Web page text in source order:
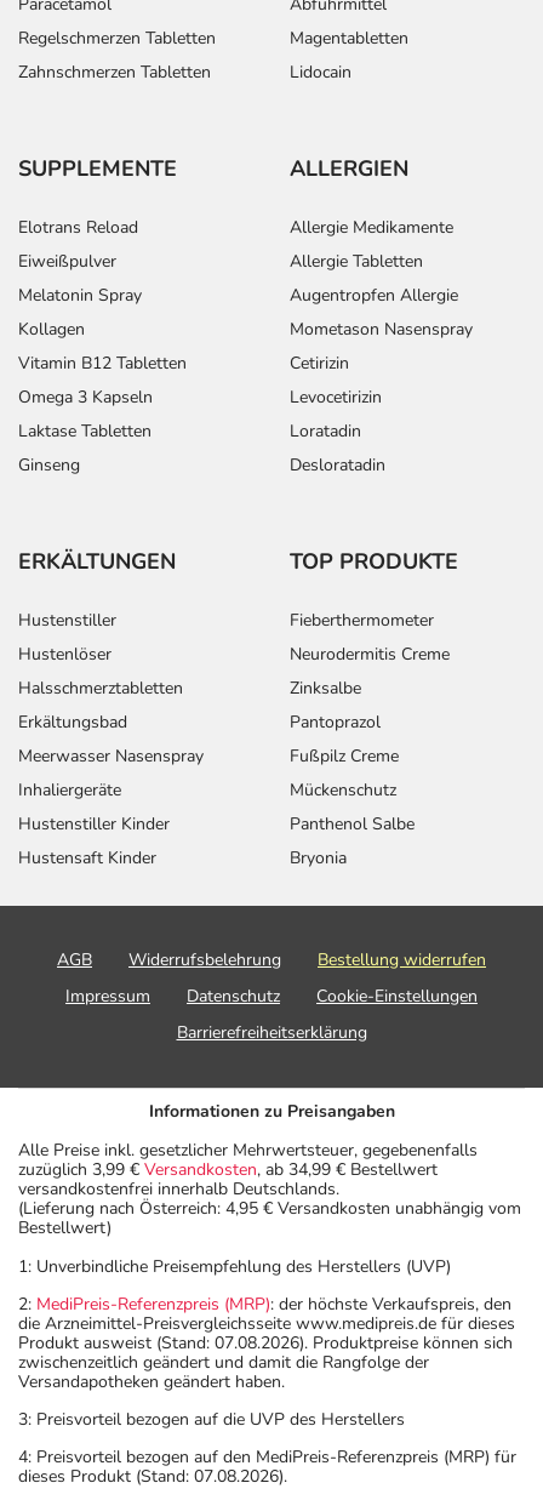
Regelschmerzen Tabletten
Zahnschmerzen Tabletten
Magentabletten
Lidocain
SUPPLEMENTE
Elotrans Reload
Eiweißpulver
Melatonin Spray
Kollagen
Vitamin B12 Tabletten
Omega 3 Kapseln
Laktase Tabletten
Ginseng
ALLERGIEN
Allergie Medikamente
Allergie Tabletten
Augentropfen Allergie
Mometason Nasenspray
Cetirizin
Levocetirizin
Loratadin
Desloratadin
ERKÄLTUNGEN
Hustenstiller
Hustenlöser
Halsschmerztabletten
Erkältungsbad
Meerwasser Nasenspray
Inhaliergeräte
Hustenstiller Kinder
Hustensaft Kinder
TOP PRODUKTE
Fieberthermometer
Neurodermitis Creme
Zinksalbe
Pantoprazol
Fußpilz Creme
Mückenschutz
Panthenol Salbe
Bryonia
AGB Widerrufsbelehrung
Bestellung widerrufen
Impressum
Datenschutz
Cookie-Einstellungen
Barrierefreiheitserklärung
Informationen zu Preisangaben
Alle Preise inkl. gesetzlicher Mehrwertsteuer, gegebenenfalls
zuzüglich 3,99 € Versandkosten, ab 34,99 € Bestellwert
versandkostenfrei innerhalb Deutschlands.
(Lieferung nach Österreich: 4,95 € Versandkosten unabhängig vom
Bestellwert)
1: Unverbindliche Preisempfehlung des Herstellers (UVP)
2: MediPreis-Referenzpreis (MRP): der höchste Verkaufspreis, den
die Arzneimittel-Preisvergleichsseite www.medipreis.de für dieses
Produkt ausweist (Stand: 07.08.2026). Produktpreise können sich
zwischenzeitlich geändert und damit die Rangfolge der
Versandapotheken geändert haben.
3: Preisvorteil bezogen auf die UVP des Herstellers
4: Preisvorteil bezogen auf den MediPreis-Referenzpreis (MRP) für
dieses Produkt (Stand: 07.08.2026).